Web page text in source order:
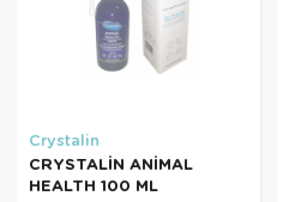
Crystalin
CRYSTALİN ANİMAL
HEALTH 100 ML